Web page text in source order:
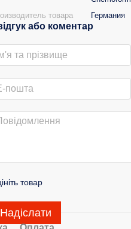
товара
Германия
або коментар
товар
Надіслати